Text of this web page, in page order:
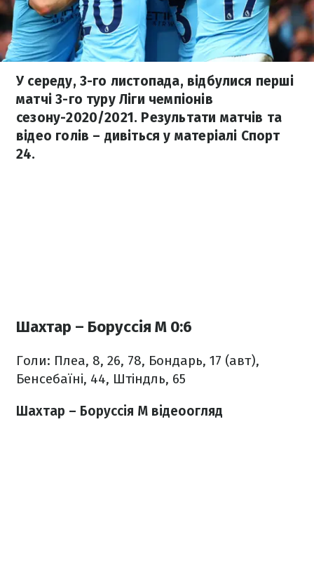
У середу, 3-го листопада, відбулися перші
матчі 3-го туру Ліги чемпіонів
сезону-2020/2021. Результати матчів та
відео голів – дивіться у матеріалі Спорт
24.
Шахтар – Боруссія М 0:6
Голи: Плеа, 8, 26, 78, Бондарь, 17 (авт),
Бенсебаїні, 44, Штіндль, 65
Шахтар – Боруссія М відеоогляд